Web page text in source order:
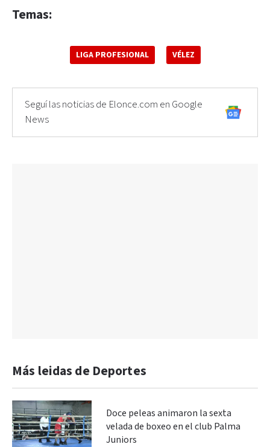
Temas:
LIGA PROFESIONAL VÉLEZ
Seguí las noticias de Elonce.com en Google
News
Más leidas de Deportes
Doce peleas animaron la sexta
velada de boxeo en el club Palma
Juniors